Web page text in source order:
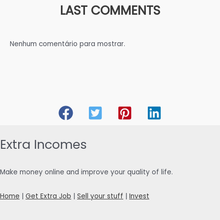
LAST COMMENTS
Nenhum comentário para mostrar.
Extra Incomes
Make money online and improve your quality of life.
Home Get Extra Job Sell your stuff Invest